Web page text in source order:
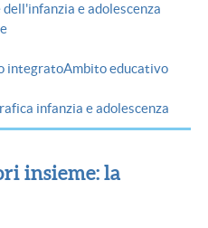
dell'infanzia e adolescenza
integratoAmbito educativo
infanzia e adolescenza
insieme: la